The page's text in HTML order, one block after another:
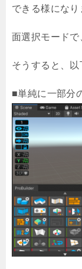
できる様になり
面選択モードで
そうすると、以
■単純に一部分